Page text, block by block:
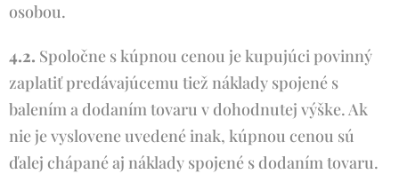
osobou.
4.2. Spoločne s kúpnou cenou je kupujúci povinný
zaplatiť predávajúcemu tiež náklady spojené s
balením a dodaním tovaru v dohodnutej výške. Ak
nie je vyslovene uvedené inak, kúpnou cenou sú
ďalej chápané aj náklady spojené s dodaním tovaru.